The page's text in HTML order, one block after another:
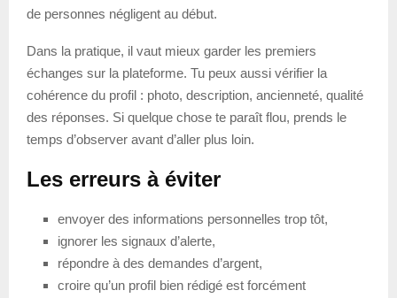
de personnes négligent au début.
Dans la pratique, il vaut mieux garder les premiers
échanges sur la plateforme. Tu peux aussi vérifier la
cohérence du profil : photo, description, ancienneté, qualité
des réponses. Si quelque chose te paraît flou, prends le
temps d’observer avant d’aller plus loin.
Les erreurs à éviter
envoyer des informations personnelles trop tôt,
ignorer les signaux d’alerte,
répondre à des demandes d’argent,
croire qu’un profil bien rédigé est forcément